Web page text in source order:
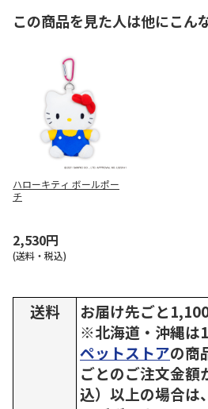
この商品を見た人は他にこん
ハローキティ ボールポー
チ
2,530円
(送料・税込)
送料
お届け先ごと1,100
※北海道・沖縄は
ペットストアの商
ごとのご注文金
込）以上の場合は